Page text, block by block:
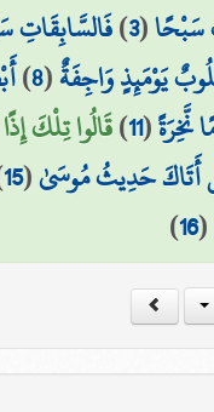
سَبْحًا(
3
)فَالسَّابِقَاتِ
يَوْمَئِذٍ وَاجِفَةٌ(
8
)
نَّخِرَةً(
11
)قَالُوا تِلْكَ
حَدِيثُ مُوسَىٰ(
15
(
16
)